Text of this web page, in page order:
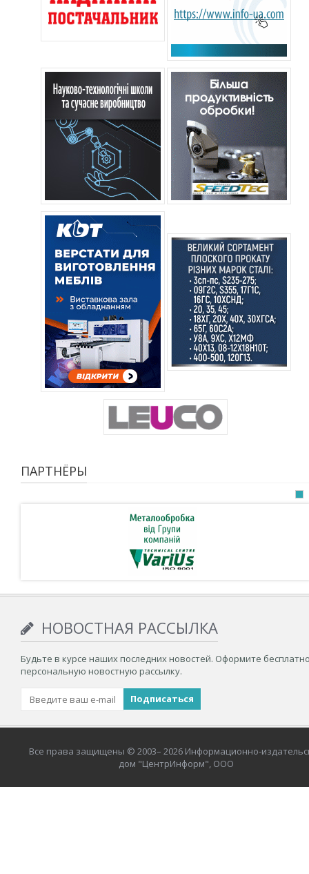
ПАРТНЁРЫ
НОВОСТНАЯ РАССЫЛКА
Будьте в курсе наших последних новостей. Оформите
персональную новостную рассылку.
Все права защищены © 2003– 2026 Информационно-
дом "ЦентрИнформ", ООО